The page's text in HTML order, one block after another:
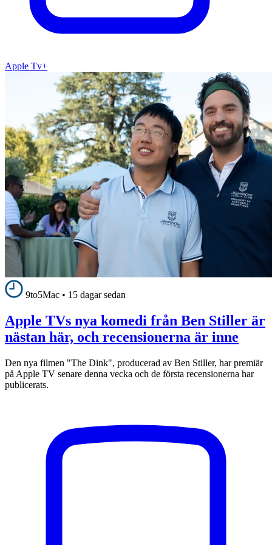
Apple Tv+
9to5Mac • 15 dagar sedan
Apple TVs nya komedi från Ben Stiller är
nästan här, och recensionerna är inne
Den nya filmen "The Dink", producerad av Ben Stiller, har premiär
på Apple TV senare denna vecka och de första recensionerna har
publicerats.